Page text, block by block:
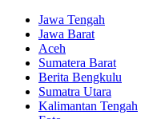
Jawa Tengah
Jawa Barat
Aceh
Sumatera Barat
Berita Bengkulu
Sumatra Utara
Kalimantan Tengah